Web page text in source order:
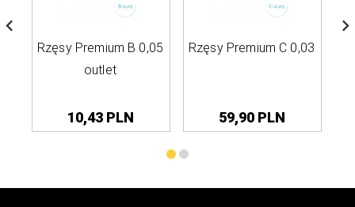
Rzęsy Premium B 0,05
outlet
10,43 PLN
Rzęsy Premium C 0,03
59,90 PLN